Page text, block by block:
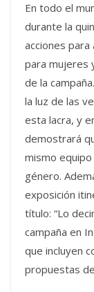
En todo el
durante la
acciones
para mujeres
de la
la luz de las
esta lacra, y
demostrará
mismo
género.
exposición
título: “Lo
campaña en
que incluyen
propuestas